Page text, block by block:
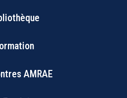
Menu
AMRAE